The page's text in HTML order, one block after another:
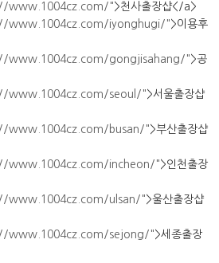
www.1004cz.com/">천사출장샵</a>
www.1004cz.com/iyonghugi/">이용후
www.1004cz.com/gongjisahang/">공
www.1004cz.com/seoul/">서울출장샵
www.1004cz.com/busan/">부산출장샵
www.1004cz.com/incheon/">인천출장
www.1004cz.com/ulsan/">울산출장샵
www.1004cz.com/sejong/">세종출장